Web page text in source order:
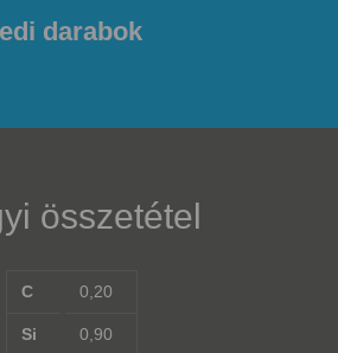
darabok
összetétel
C
Si
0,20
0,90